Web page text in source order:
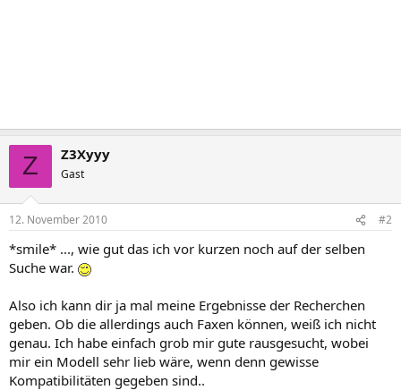
Z Z3Xyyy
Gast
12. November 2010 #2
*smile* ..., wie gut das ich vor kurzen noch auf der selben
Suche war.
Also ich kann dir ja mal meine Ergebnisse der Recherchen
geben. Ob die allerdings auch Faxen können, weiß ich nicht
genau. Ich habe einfach grob mir gute rausgesucht, wobei
mir ein Modell sehr lieb wäre, wenn denn gewisse
Kompatibilitäten gegeben sind..